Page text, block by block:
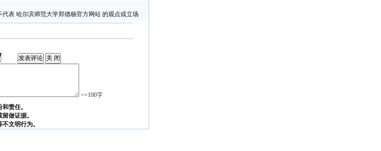
表 哈尔滨师范大学郑德杨官方网站 的观点或立场
<=100字
责任。
做证据。
文明行为。